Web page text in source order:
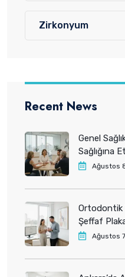
Zirkonyum
Recent News
Genel
Sağlığına
Ağustos
Ortodontik
Şeffaf
Ağustos